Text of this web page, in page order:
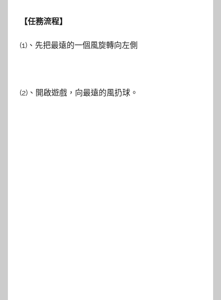
【任務流程】
(1)、先把最遠的一個風旋轉向左側
(2)、開啟遊戲，向最遠的風扔球。